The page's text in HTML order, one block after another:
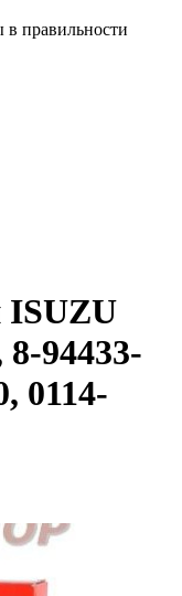
правильности
ISUZU
8-94433-
0114-